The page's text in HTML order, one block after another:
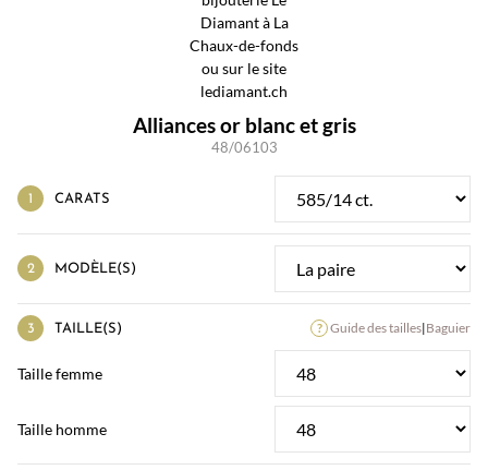
Alliances or blanc et gris
48/06103
CARATS
MODÈLE(S)
TAILLE(S) Guide des tailles|Baguier
Taille femme
Taille homme